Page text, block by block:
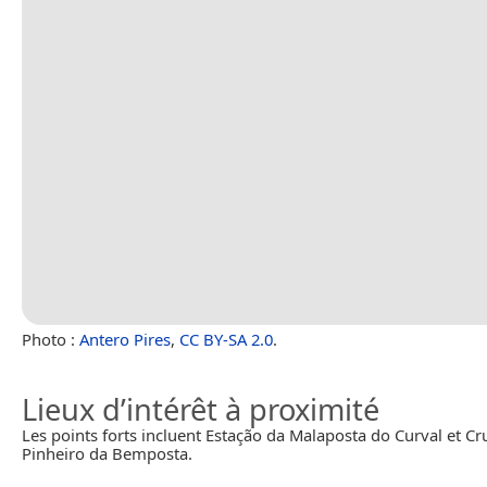
Photo : Antero Pires, CC BY-SA 2.0.
Lieux d’intérêt à proximité
Les points forts incluent Estação da Malaposta do Curval et
Pinheiro da Bemposta.